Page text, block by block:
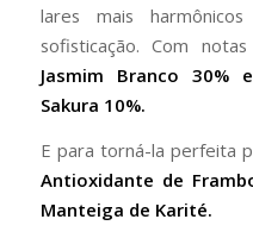
lares mais
sofisticação. Com
Jasmim Branco
Sakura 10%.
E para torná-la perfeita
Antioxidante de
Manteiga de Karité.